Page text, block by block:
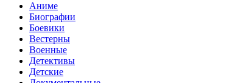
Аниме
Биографии
Боевики
Вестерны
Военные
Детективы
Детские